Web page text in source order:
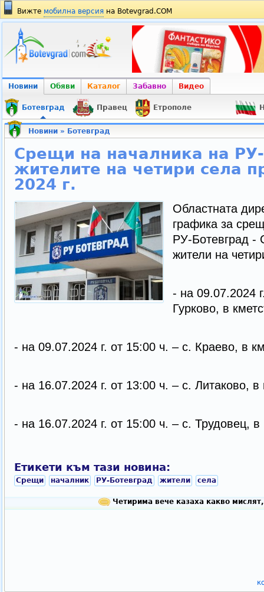
Вижте мобилна версия на Botevgrad.COM
Новини Обяви Каталог Забавно Видео
Ботевград Правец Етрополе
Новини» Ботевград
Срещи на началника на
жителите на четири села
2024 г.
Областната
графика за
РУ-Ботевград -
жители на
- на 09.07.2024
Гурково, в
- на 09.07.2024 г. от 15:00 ч. – с. Краево, в
- на 16.07.2024 г. от 13:00 ч. – с. Литаково, в
- на 16.07.2024 г. от 15:00 ч. – с. Трудовец, в
Етикети към тази новина:
Срещи началник РУ-Ботевград жители села
Четирима вече казаха какво